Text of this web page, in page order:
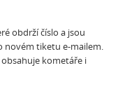
obdrží číslo a jsou
novém tiketu e-mailem.
kometáře i